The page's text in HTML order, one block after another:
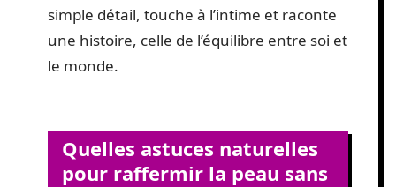
simple détail, touche à l’intime et raconte
une histoire, celle de l’équilibre entre soi et
le monde.
Quelles astuces naturelles
pour raffermir la peau sans